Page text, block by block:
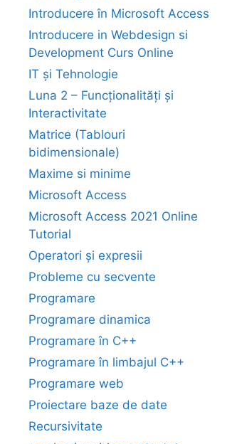
Introducere în Microsoft Access
Introducere in Webdesign si
Development Curs Online
IT și Tehnologie
Luna 2 – Funcționalități și
Interactivitate
Matrice (Tablouri
bidimensionale)
Maxime si minime
Microsoft Access
Microsoft Access 2021 Online
Tutorial
Operatori și expresii
Probleme cu secvente
Programare
Programare dinamica
Programare în C++
Programare în limbajul C++
Programare web
Proiectare baze de date
Recursivitate